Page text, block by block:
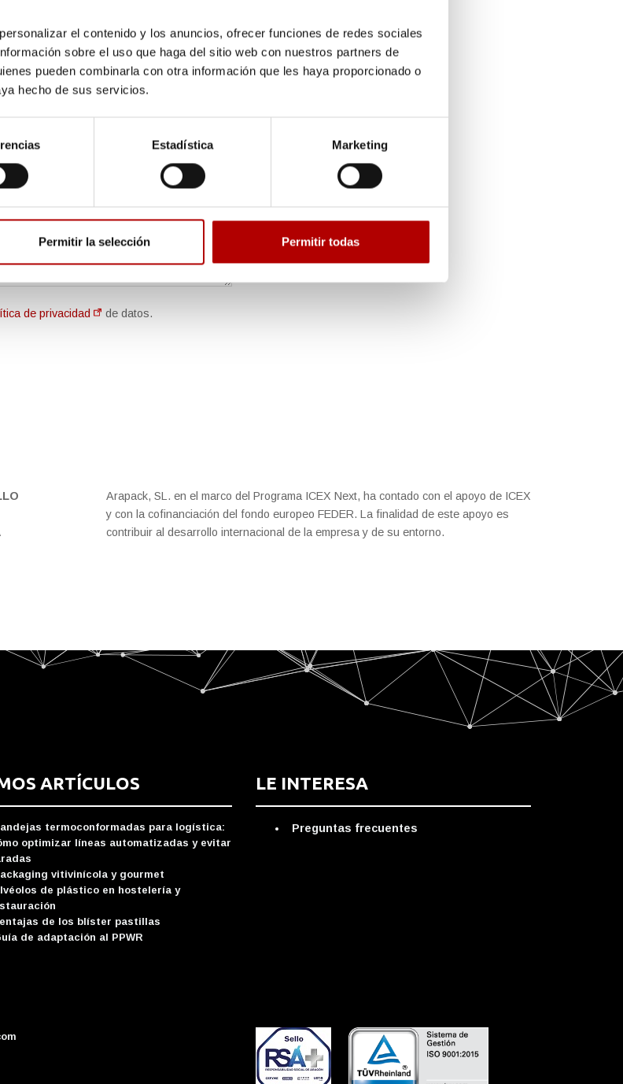
el contenido y los anuncios, ofrecer funciones de redes sociales
sobre el uso que haga del sitio web con nuestros partners de
pueden combinarla con otra información que les haya proporcionado o
hecho de sus servicios.
Estadística Marketing
Permitir la selección Permitir todas
de privacidad de datos.
Arapack, SL. en el marco del Programa ICEX Next, ha contado con el apoyo de ICEX
y con la cofinanciación del fondo europeo FEDER. La finalidad de este apoyo es
contribuir al desarrollo internacional de la empresa y de su entorno.
ARTÍCULOS
termoconformadas para logística:
optimizar líneas automatizadas y evitar
vitivinícola y gourmet
de plástico en hostelería y
de los blíster pastillas
de adaptación al PPWR
LE INTERESA
Preguntas frecuentes